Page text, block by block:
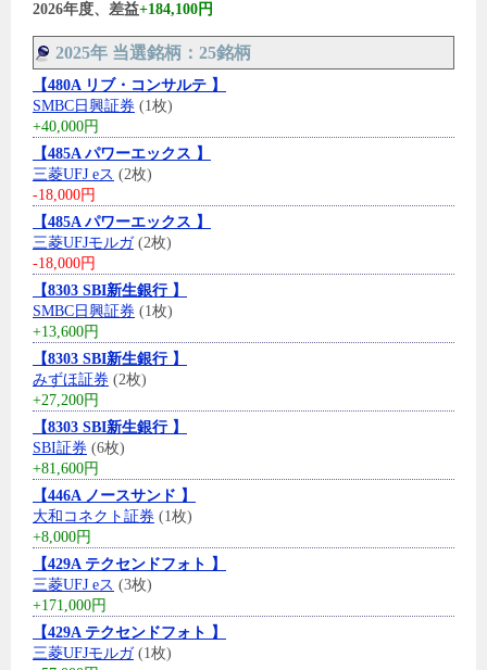
2026年度、差益+184,100円
2025年 当選銘柄：25銘柄
【480A リブ・コンサルテ 】
SMBC日興証券 (1枚)
+40,000円
【485A パワーエックス 】
三菱UFJ eス (2枚)
-18,000円
【485A パワーエックス 】
三菱UFJモルガ(2枚)
-18,000円
【8303 SBI新生銀行 】
SMBC日興証券 (1枚)
+13,600円
【8303 SBI新生銀行 】
みずほ証券 (2枚)
+27,200円
【8303 SBI新生銀行 】
SBI証券 (6枚)
+81,600円
【446A ノースサンド 】
大和コネクト証券 (1枚)
+8,000円
【429A テクセンドフォト 】
三菱UFJ eス (3枚)
+171,000円
【429A テクセンドフォト 】
三菱UFJモルガ(1枚)